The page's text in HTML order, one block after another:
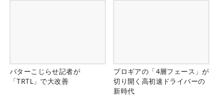
パターこじらせ記者が
「TRTL」で大改善
プロギアの「4層フェース」が
切り開く高初速ドライバーの
新時代